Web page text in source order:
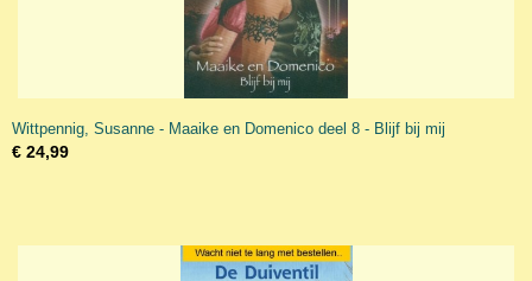
Wittpennig, Susanne - Maaike en Domenico deel 8 - Blijf bij mij
€ 24,99